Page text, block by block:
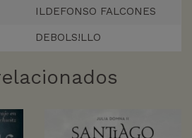
ILDEFONSO FALCONES
DEBOLS!LLO